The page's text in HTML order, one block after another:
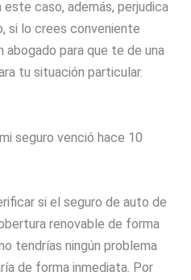
caso, además, perjudica
si lo crees conveniente
abogado para que te de una
tu situación particular.
seguro venció hace 10
si el seguro de auto de
renovable de forma
tendrías ningún problema
de forma inmediata. Por